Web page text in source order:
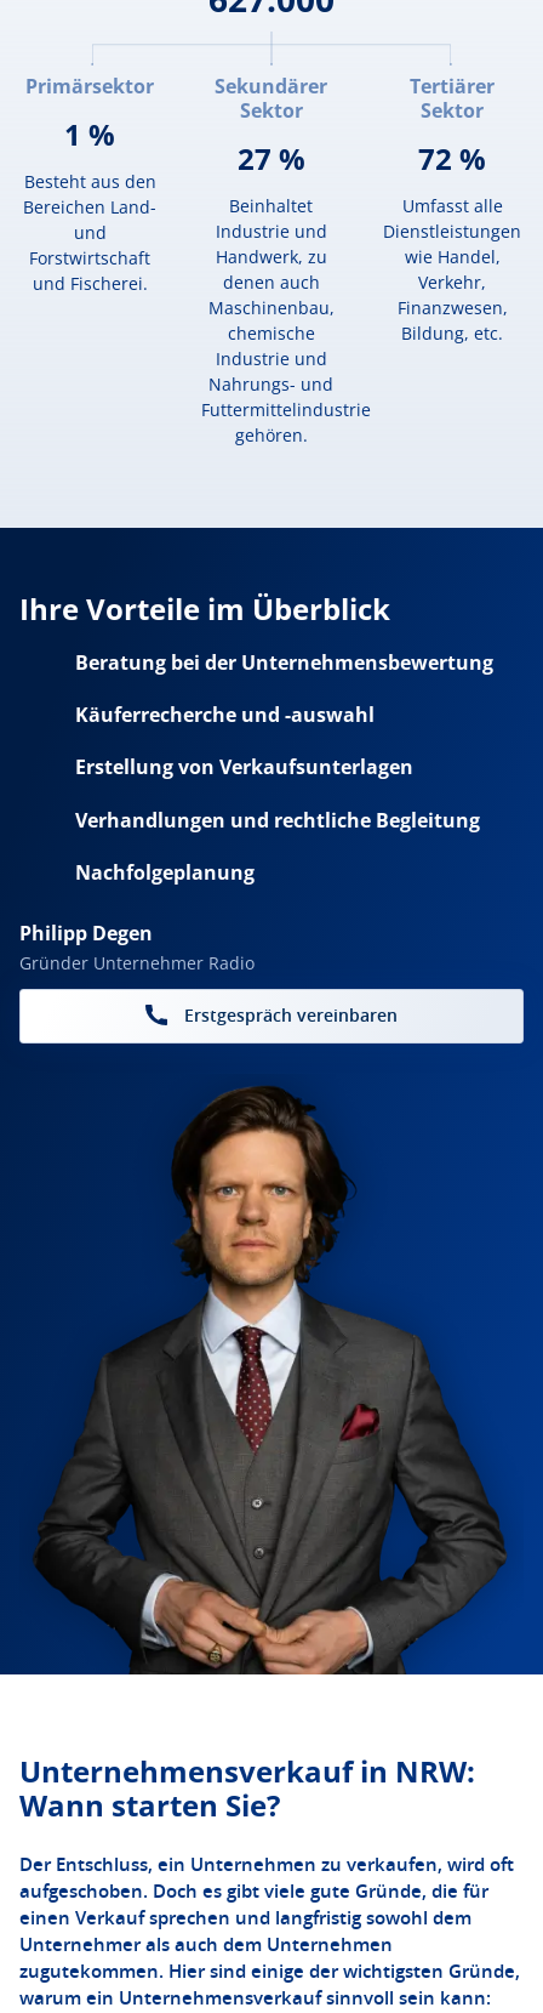
Primärsektor
1 %
Besteht aus den
Bereichen Land-
und
Forstwirtschaft
und Fischerei.
Sekundärer
Sektor
27 %
Beinhaltet
Industrie und
Handwerk, zu
denen auch
Maschinenbau,
chemische
Industrie und
Nahrungs- und
Futtermittelindustrie
gehören.
Tertiärer
Sektor
72 %
Umfasst alle
Dienstleistungen
wie Handel,
Verkehr,
Finanzwesen,
Bildung, etc.
Ihre Vorteile im Überblick
Beratung bei der Unternehmensbewertung
Käuferrecherche und -auswahl
Erstellung von Verkaufsunterlagen
Verhandlungen und rechtliche Begleitung
Nachfolgeplanung
Philipp Degen
Gründer Unternehmer Radio
Erstgespräch vereinbaren
Unternehmensverkauf in NRW:
Wann starten Sie?
Der Entschluss, ein Unternehmen zu verkaufen, wird oft
aufgeschoben. Doch es gibt viele gute Gründe, die für
einen Verkauf sprechen und langfristig sowohl dem
Unternehmer als auch dem Unternehmen
zugutekommen. Hier sind einige der wichtigsten Gründe,
warum ein Unternehmensverkauf sinnvoll sein kann: